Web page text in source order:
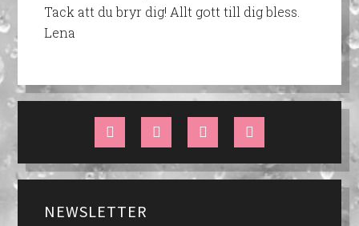
Tack att du bryr dig! Allt gott till dig bless.
Lena
NEWSLETTER